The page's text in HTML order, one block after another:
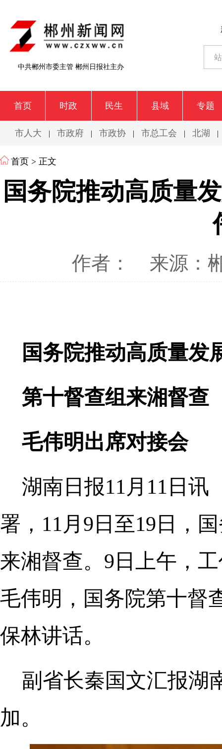
中共郴州市委主管 郴州日报社主办
首页 时政 民生 县域 专题
市人大 | 市政府 | 市政协 | 市总工会 | 北湖 |
首页 > 正文
国务院推动高质量
作者： 来源：
国务院推动高质量发
第十督查组来湘督查
毛伟明出席对接会
湖南日报11月11日讯
署，11月9日至19日，
来湘督查。9日上午，
毛伟明，国务院第十督
保林讲话。
副省长秦国文汇报湖
加。